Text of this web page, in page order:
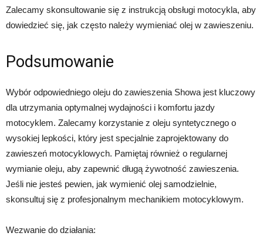
Zalecamy skonsultowanie się z instrukcją obsługi motocykla, aby
dowiedzieć się, jak często należy wymieniać olej w zawieszeniu.
Podsumowanie
Wybór odpowiedniego oleju do zawieszenia Showa jest kluczowy
dla utrzymania optymalnej wydajności i komfortu jazdy
motocyklem. Zalecamy korzystanie z oleju syntetycznego o
wysokiej lepkości, który jest specjalnie zaprojektowany do
zawieszeń motocyklowych. Pamiętaj również o regularnej
wymianie oleju, aby zapewnić długą żywotność zawieszenia.
Jeśli nie jesteś pewien, jak wymienić olej samodzielnie,
skonsultuj się z profesjonalnym mechanikiem motocyklowym.
Wezwanie do działania: